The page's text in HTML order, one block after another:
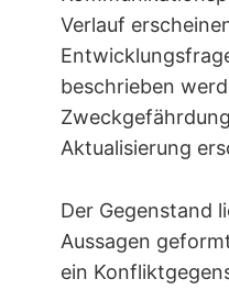
Verlauf
beschrieben
Aktualisierung
Der Gegenstand
Aussagen
ein